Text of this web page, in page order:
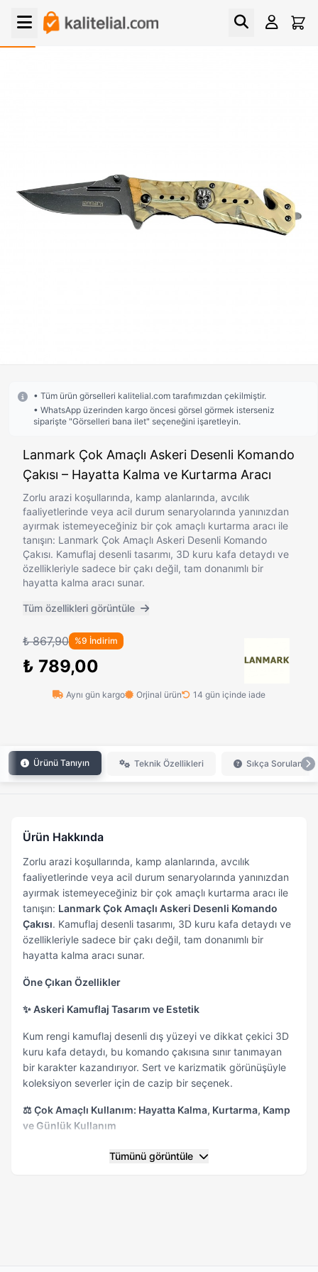
• Tüm ürün görselleri kalitelial.com tarafımızdan çekilmiştir.
• WhatsApp üzerinden kargo öncesi görsel görmek isterseniz
siparişte "Görselleri bana ilet" seçeneğini işaretleyin.
Lanmark Çok Amaçlı Askeri Desenli Komando
Çakısı – Hayatta Kalma ve Kurtarma Aracı
Zorlu arazi koşullarında, kamp alanlarında, avcılık
faaliyetlerinde veya acil durum senaryolarında yanınızdan
ayırmak istemeyeceğiniz bir çok amaçlı kurtarma aracı ile
tanışın: Lanmark Çok Amaçlı Askeri Desenli Komando
Çakısı. Kamuflaj desenli tasarımı, 3D kuru kafa detaydı ve
özellikleriyle sadece bir çakı değil, tam donanımlı bir
hayatta kalma aracı sunar.
Tüm özellikleri görüntüle
₺ 867,90 %9 İndirim
₺ 789,00
Aynı gün kargo Orjinal ürün 14 gün içinde iade
Ürünü Tanıyın Teknik Özellikleri Sıkça Sorulan
Ürün Hakkında
Zorlu arazi koşullarında, kamp alanlarında, avcılık
faaliyetlerinde veya acil durum senaryolarında yanınızdan
ayırmak istemeyeceğiniz bir çok amaçlı kurtarma aracı ile
tanışın: Lanmark Çok Amaçlı Askeri Desenli Komando
Çakısı. Kamuflaj desenli tasarımı, 3D kuru kafa detaydı ve
özellikleriyle sadece bir çakı değil, tam donanımlı bir
hayatta kalma aracı sunar.
Öne Çıkan Özellikler
✨ Askeri Kamuflaj Tasarım ve Estetik
Kum rengi kamuflaj desenli dış yüzeyi ve dikkat çekici 3D
kuru kafa detaydı, bu komando çakısına sınır tanımayan
bir karakter kazandırıyor. Sert ve karizmatik görünüşüyle
koleksiyon severler için de cazip bir seçenek.
⚖️ Çok Amaçlı Kullanım: Hayatta Kalma, Kurtarma, Kamp
ve Günlük Kullanım
Bu çakı, sadece bir bıçak değil; aynı zamanda emniyet
Tümünü görüntüle